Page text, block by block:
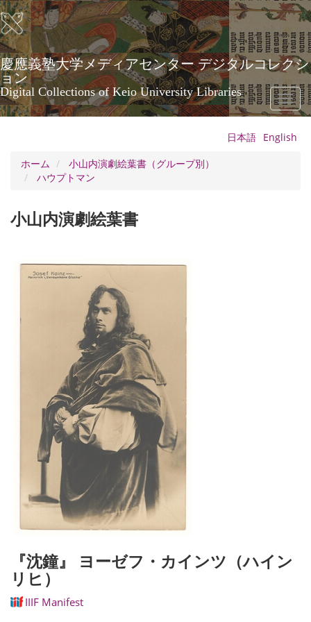
メ
イ
ン
コ
ン
テ
ン
ツ
に
慶應義塾大学メディアセンター デジタルコレクシ
ョン
Digital Collections of Keio University Libraries
Toggle
日本語 English
ホーム
小山内演劇絵葉書（グループ別）
ハウプトマン
小山内演劇絵葉書
『沈鐘』 ヨーゼフ・カインツ（ハイン
リヒ）
IIIF Manifest